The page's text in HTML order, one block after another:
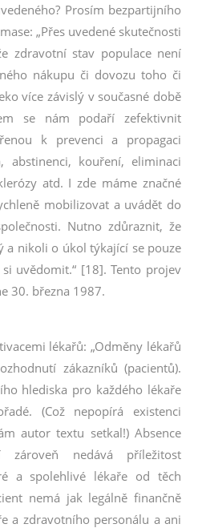
Prosím bezpartijního
„Přes uvedené skutečnosti
zdravotní stav populace není
nákupu či dovozu toho či
více závislý v současné době
se nám podaří zefektivnit
k prevenci a propagaci
abstinenci, kouření, eliminaci
atd. I zde máme značné
mobilizovat a uvádět do
Nutno zdůraznit, že
a nikoli o úkol týkající se pouze
uvědomit.“ [18]. Tento projev
30. března 1987.
lékařů: „Odměny lékařů
zákazníků (pacientů).
hlediska pro každého lékaře
(Což nepopírá existenci
autor textu setkal!) Absence
zároveň nedává příležitost
a spolehlivé lékaře od těch
nemá jak legálně finančně
a zdravotního personálu a ani